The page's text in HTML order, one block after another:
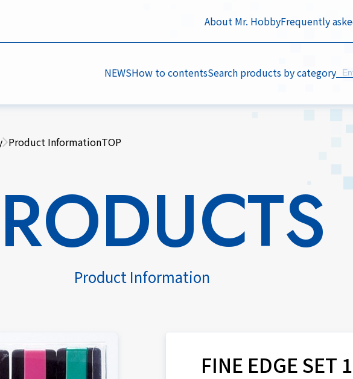
About Mr. HobbyFrequently
NEWSHow to contentsSearch products by category
Product InformationTOP
Product Information
FINE EDGE SET 1